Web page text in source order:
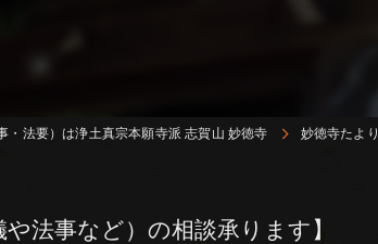
・法要）は浄土真宗本願寺派 志賀山 妙徳寺 妙徳寺たより
法事など）の相談承ります】